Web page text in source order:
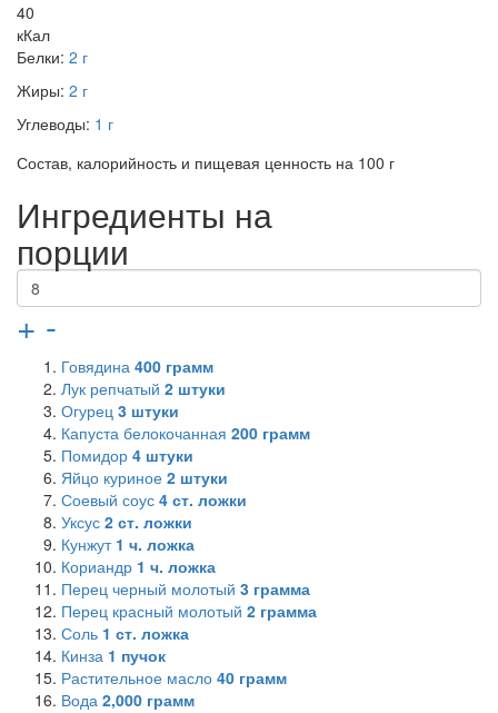
40
кКал
Белки: 2 г
Жиры: 2 г
Углеводы: 1 г
Состав, калорийность и пищевая ценность на 100 г
Ингредиенты на
порции
+ -
Говядина 400 грамм
Лук репчатый 2 штуки
Огурец 3 штуки
Капуста белокочанная 200 грамм
Помидор 4 штуки
Яйцо куриное 2 штуки
Соевый соус 4 ст. ложки
Уксус 2 ст. ложки
Кунжут 1 ч. ложка
Кориандр 1 ч. ложка
Перец черный молотый 3 грамма
Перец красный молотый 2 грамма
Соль 1 ст. ложка
Кинза 1 пучок
Растительное масло 40 грамм
Вода 2,000 грамм